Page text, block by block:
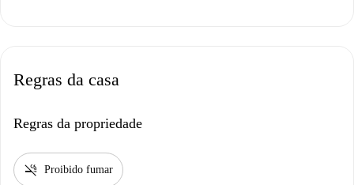
Regras da casa
Regras da propriedade
smoke_free Proibido fumar